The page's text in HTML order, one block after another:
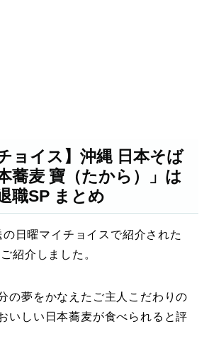
ョイス】沖縄 日本そば
蕎麦 寶（たから）」は
職SP まとめ
日曜マイチョイスで紹介された
紹介しました。
の夢をかなえたご主人こだわりの
いしい日本蕎麦が食べられると評